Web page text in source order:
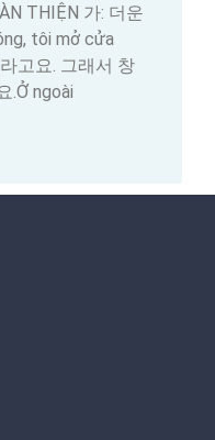
THIỆN 가: 더운
tôi mở cửa
고요. 그래서 창
.Ở ngoài